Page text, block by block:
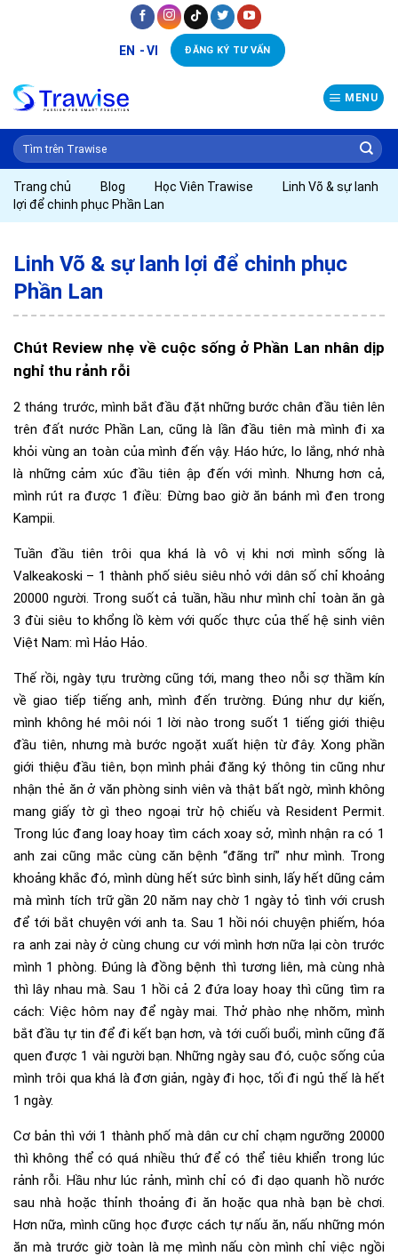
EN VI ĐĂNG KÝ TƯ VẤN
MENU
Trang chủ Blog Học Viên Trawise
Linh Võ & sự lanh
lợi để chinh phục Phần Lan
Linh Võ & sự lanh lợi để chinh phục
Phần Lan
Chút Review nhẹ về cuộc sống ở Phần Lan nhân dịp
nghỉ thu rảnh rỗi
2 tháng trước, mình bắt đầu đặt những bước chân đầu tiên lên
trên đất nước Phần Lan, cũng là lần đầu tiên mà mình đi xa
khỏi vùng an toàn của mình đến vậy. Háo hức, lo lắng, nhớ nhà
là những cảm xúc đầu tiên ập đến với mình. Nhưng hơn cả,
mình rút ra được 1 điều: Đừng bao giờ ăn bánh mì đen trong
Kampii.
Tuần đầu tiên trôi qua khá là vô vị khi nơi mình sống là
Valkeakoski – 1 thành phố siêu siêu nhỏ với dân số chỉ khoảng
20000 người. Trong suốt cả tuần, hầu như mình chỉ toàn ăn gà
3 đùi siêu to khổng lồ kèm với quốc thực của thế hệ sinh viên
Việt Nam: mì Hảo Hảo.
Thế rồi, ngày tựu trường cũng tới, mang theo nỗi sợ thầm kín
về giao tiếp tiếng anh, mình đến trường. Đúng như dự kiến,
mình không hé môi nói 1 lời nào trong suốt 1 tiếng giới thiệu
đầu tiên, nhưng mà bước ngoặt xuất hiện từ đây. Xong phần
giới thiệu đầu tiên, bọn mình phải đăng ký thông tin cũng như
nhận thẻ ăn ở văn phòng sinh viên và thật bất ngờ, mình không
mang giấy tờ gì theo ngoại trừ hộ chiếu và Resident Permit.
Trong lúc đang loay hoay tìm cách xoay sở, mình nhận ra có 1
anh zai cũng mắc cùng căn bệnh “đãng trí” như mình. Trong
khoảng khắc đó, mình dùng hết sức bình sinh, lấy hết dũng cảm
mà mình tích trữ gần 20 năm nay chờ 1 ngày tỏ tình với crush
để tới bắt chuyện với anh ta. Sau 1 hồi nói chuyện phiếm, hóa
ra anh zai này ở cùng chung cư với mình hơn nữa lại còn trước
mình 1 phòng. Đúng là đồng bệnh thì tương liên, mà cùng nhà
thì lây nhau mà. Sau 1 hồi cả 2 đứa loay hoay thì cũng tìm ra
cách: Việc hôm nay để ngày mai. Thở phào nhẹ nhõm, mình
bắt đầu tự tin để đi kết bạn hơn, và tới cuối buổi, mình cũng đã
quen được 1 vài người bạn. Những ngày sau đó, cuộc sống của
mình trôi qua khá là đơn giản, ngày đi học, tối đi ngủ thế là hết
1 ngày.
Cơ bản thì với 1 thành phố mà dân cư chỉ chạm ngưỡng 20000
thì không thể có quá nhiều thứ để có thể tiêu khiển trong lúc
rảnh rỗi. Hầu như lúc rảnh, mình chỉ có đi dạo quanh hồ nước
sau nhà hoặc thỉnh thoảng đi ăn hoặc qua nhà bạn bè chơi.
Hơn nữa, mình cũng học được cách tự nấu ăn, nấu những món
ăn mà trước giờ toàn là mẹ mình nấu còn mình chỉ việc ngồi